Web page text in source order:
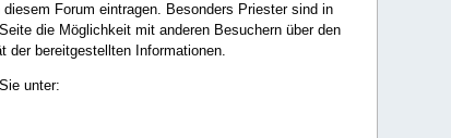
Forum eintragen. Besonders Priester sind in
die Möglichkeit mit anderen Besuchern über den
der bereitgestellten Informationen.
unter: